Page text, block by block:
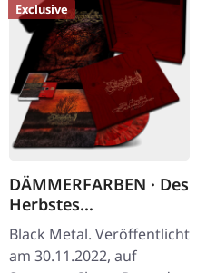
Exclusive
DÄMMERFARBEN · Des
Herbstes
Trauerhymnen MMXX
| WOODEN LP BOX
Black Metal. Veröffentlicht
am 30.11.2022, auf